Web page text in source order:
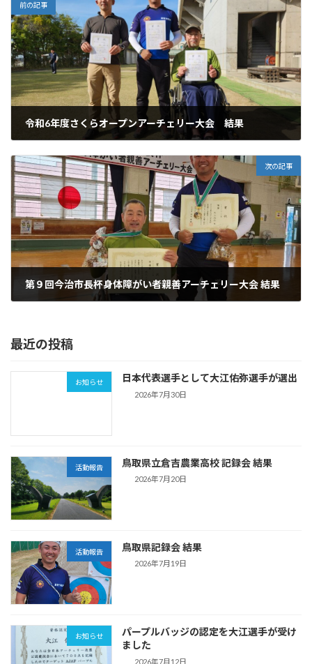
前の記事
令和6年度さくらオープンアーチェリー大会 結果
次の記事
第９回今治市長杯身体障がい者親善アーチェリー大会 結果
最近の投稿
お知らせ 日本代表選手として大江佑弥選手が選出
2026年7月30日
活動報告 鳥取県立倉吉農業高校 記録会 結果
2026年7月20日
活動報告 鳥取県記録会 結果
2026年7月19日
お知らせ
パープルバッジの認定を大江選手が受け
ました
2026年7月12日